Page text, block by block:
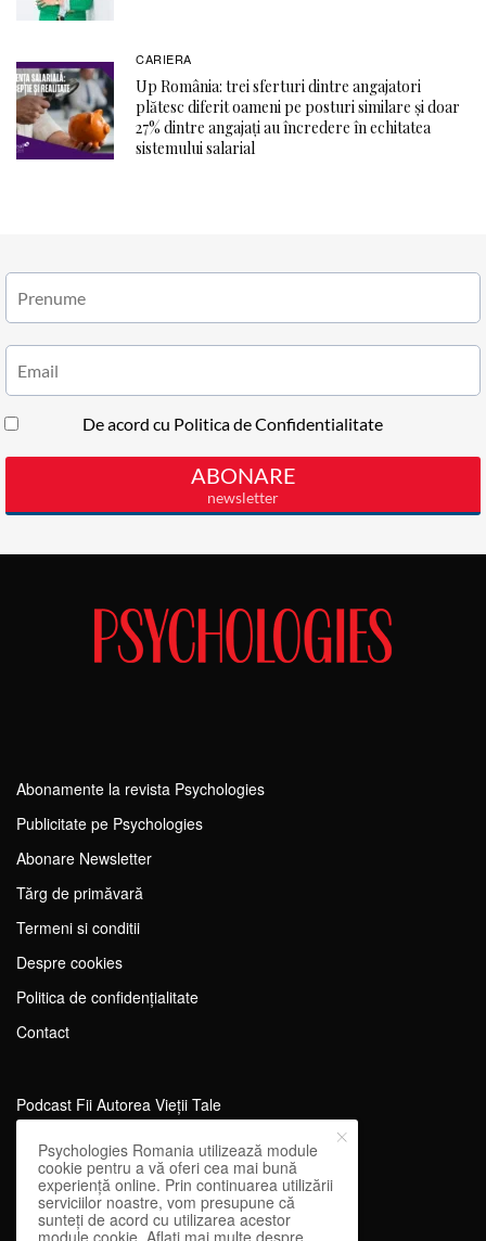
CARIERA
Up România: trei sferturi dintre angajatori
plătesc diferit oameni pe posturi similare și doar
27% dintre angajați au încredere în echitatea
sistemului salarial
Abonamente la revista Psychologies
Publicitate pe Psychologies
Abonare Newsletter
Tărg de primăvară
Termeni si conditii
Despre cookies
Politica de confidențialitate
Contact
Podcast Fii Autorea Vieții Tale
Evenimente Fii Autoarea Vieții Tale!
SportEdu
Antrenament Mental pentru Sportivi
Psychologies Romania utilizează module
cookie pentru a vă oferi cea mai bună
experiență online. Prin continuarea utilizării
serviciilor noastre, vom presupune că
sunteți de acord cu utilizarea acestor
module cookie. Aflați mai multe despre